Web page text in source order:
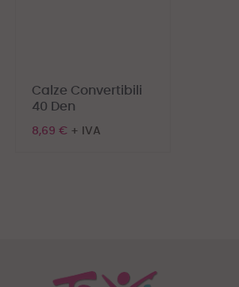
Calze Convertibili
40 Den
8,69 € + IVA